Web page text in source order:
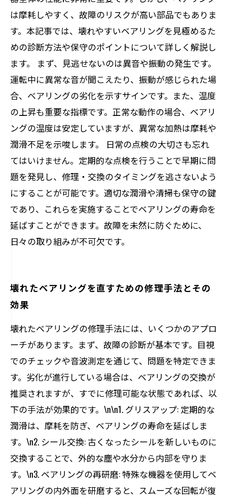
は摩耗しやすく、故障のリスクが高い部品でもありま
す。本記事では、壊れやすいベアリングを見極めるた
めの診断方法や保守のポイントについて詳しく解説し
ます。 まず、見逃せないのは異音や振動の発生です。
運転中に異常な音が聞こえたり、振動が感じられた場
合、ベアリングの劣化を示すサインです。また、温度
の上昇も重要な指標です。正常な動作の場合、ベアリ
ングの温度は安定していますが、異常な加熱は摩耗や
潤滑不足を示唆します。 日常の点検の大切さも忘れ
てはいけません。定期的な点検を行うことで早期に問
題を発見し、修理・交換のタイミングを逃さないよう
にすることが可能です。適切な潤滑や清掃も保守の鍵
であり、これらを実施することでベアリングの寿命を
延ばすことができます。故障を未然に防ぐために、
日々の取り組みが不可欠です。
壊れたベアリングを直すための修理手法とその
効果
壊れたベアリングの修理手法には、いくつかのアプロ
ーチがあります。まず、故障の診断が基本です。目視
でのチェックや音波測定を通じて、問題を特定できま
す。劣化が進行している場合は、ベアリングの交換が
推奨されますが、すでに修理可能な状態であれば、以
下の手法が効果的です。\n\n1. グリスアップ: 定期的な
潤滑は、摩耗を防ぎ、ベアリングの寿命を延ばしま
す。\n2. シール交換: 古くなったシールを新しいものに
交換することで、外的な塵や水分から内部を守りま
す。\n3. ベアリングの再研磨: 特殊な機器を使用してベ
アリングの内外面を研磨すると、スムーズな回転が復